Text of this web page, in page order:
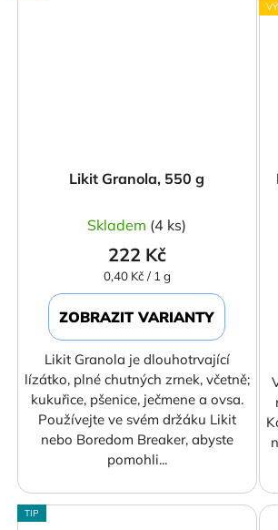
Likit Granola, 550 g
Skladem (4 ks)
222 Kč
Měrná
cena:
0,40 Kč / 1 g
ZOBRAZIT VARIANTY
Likit Granola je dlouhotrvající
lízátko, plné chutných zrnek, včetně;
kukuřice, pšenice, ječmene a ovsa.
Používejte ve svém držáku Likit
nebo Boredom Breaker, abyste
pomohli...
TIP